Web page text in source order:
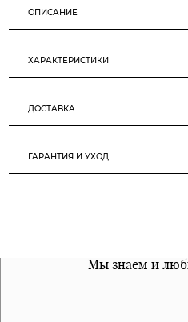
ОПИСАНИЕ
ХАРАКТЕРИСТИКИ
ДОСТАВКА
ГАРАНТИЯ И УХОД
Мы знаем и
Все нашиПримерка